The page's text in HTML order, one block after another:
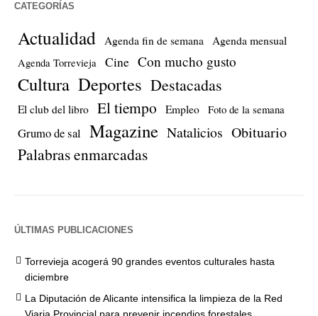
CATEGORÍAS
Actualidad Agenda fin de semana Agenda mensual
Agenda Torrevieja Cine Con mucho gusto
Cultura Deportes Destacadas
El club del libro El tiempo Empleo Foto de la semana
Grumo de sal Magazine Natalicios Obituario
Palabras enmarcadas
ÚLTIMAS PUBLICACIONES
Torrevieja acogerá 90 grandes eventos culturales hasta
diciembre
La Diputación de Alicante intensifica la limpieza de la Red